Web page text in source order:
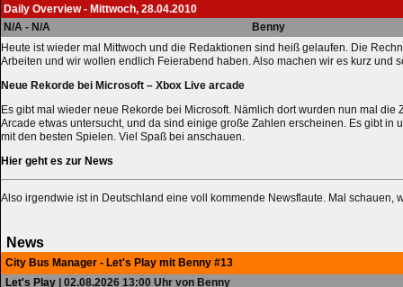
Daily Overview - Mittwoch, 28.04.2010
N/A - N/A
Benny
Heute ist wieder mal Mittwoch und die Redaktionen sind heiß gelaufen. Die
Arbeiten und wir wollen endlich Feierabend haben. Also machen wir es kurz und
Neue Rekorde bei Microsoft – Xbox Live arcade
Es gibt mal wieder neue Rekorde bei Microsoft. Nämlich dort wurden nun mal die
Arcade etwas untersucht, und da sind einige große Zahlen erscheinen. Es gibt in
mit den besten Spielen. Viel Spaß bei anschauen.
Hier geht es zur News
Also irgendwie ist in Deutschland eine voll kommende Newsflaute. Mal schauen,
News
City Bus Manager - Let's Play mit Benny #13
Let's Play | 02.08.2026 13:00 Uhr von Benny